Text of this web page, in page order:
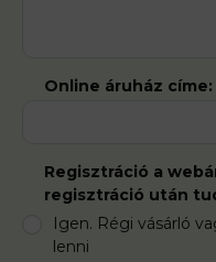
Online áruház
Regisztráció a
regisztráció után
Igen. Régi vásárló
lenni